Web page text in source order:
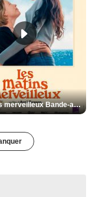
Les Matins merveilleux Bande-annonce VF